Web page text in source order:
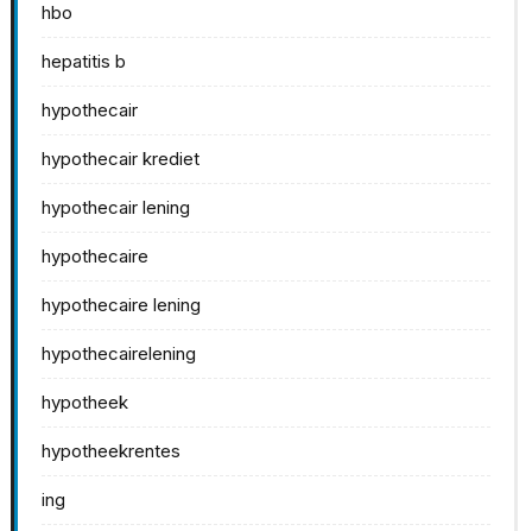
hbo
hepatitis b
hypothecair
hypothecair krediet
hypothecair lening
hypothecaire
hypothecaire lening
hypothecairelening
hypotheek
hypotheekrentes
ing